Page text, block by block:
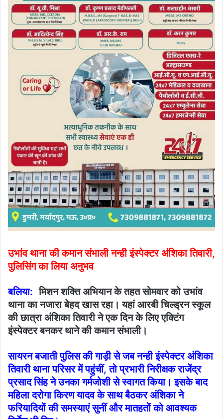
उभांव थाना की कमान संभाली नन्ही इंस्पेक्टर अंशिका तिवारी,
पुलिसिंग का लिया अनुभव
बलिया: मिशन शक्ति अभियान के तहत सोमवार को उभांव
थाना का नजारा बेहद खास रहा। यहां आरबी चिल्ड्रन स्कूल
की छात्रा अंशिका तिवारी ने एक दिन के लिए एक्टिंग
इंस्पेक्टर बनकर थाने की कमान संभाली।
सायरन बजाती पुलिस की गाड़ी से जब नन्ही इंस्पेक्टर अंशिका
तिवारी थाना परिसर में पहुंचीं, तो प्रभारी निरीक्षक राजेंद्र
प्रसाद सिंह ने उनका गर्मजोशी से स्वागत किया। इसके बाद
महिला दरोगा किरण यादव के साथ बैठकर अंशिका ने
फरियादियों की समस्याएं सुनीं और मातहतों को आवश्यक